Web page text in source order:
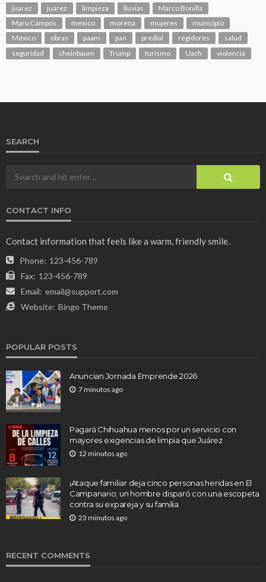
juarez
juárez limpieza lluvias
Marco Bonilla
Maru Campos
mexico morena mujeres
municipio
México
obras paam pan predial regidores
salud
seguridad
sheinbaum Trump turismo Uach violencia
SEARCH
CONTACT INFO
Contact information that feels like a warm, friendly smile.
Phone: 123-456-789
Fax: 123-456-789
Email: email@support.com
Website: Bingo Theme
POPULAR POSTS
Anuncian Jornada Emprende 2026
7 minutos ago
Pagará Chihuahua menos por un servicio con
mayores exigencias de limpia que Juárez
12 minutos ago
¡Ataque familiar deja cinco personas heridas en El
Campanario; un hombre disparó con una escopeta
contra su expareja y su familia
23 minutos ago
RECENT COMMENTS